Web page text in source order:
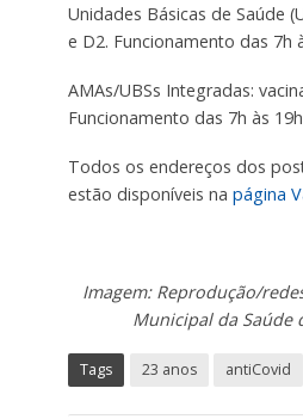
Unidades Básicas de Saúde
e D2. Funcionamento das 7h
AMAs/UBSs Integradas:
Funcionamento das 7h às
Todos os endereços dos
estão disponíveis na página
Imagem: Reprodução/
Municipal da Saúde
Tags 23 anos antiCovid